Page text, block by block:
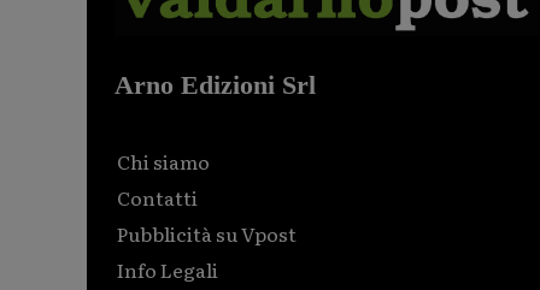
Arno Edizioni Srl
Chi siamo
Contatti
Pubblicità su Vpost
Info Legali